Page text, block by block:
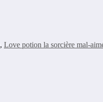
, Love potion la sorcière mal-